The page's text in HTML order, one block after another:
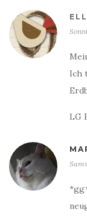
Ich
LG